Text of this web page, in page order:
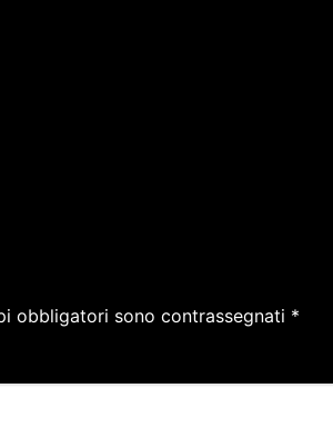
obbligatori sono contrassegnati *